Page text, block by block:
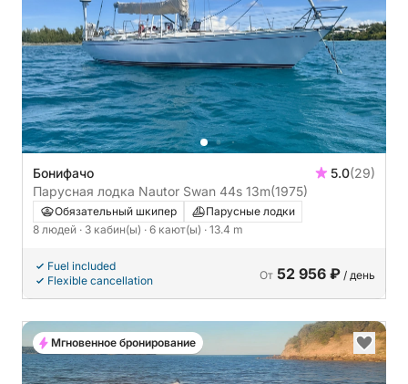
Бонифачо 5.0(29)
Парусная лодка Nautor Swan 44s 13m(1975)
Обязательный шкипер
Парусные лодки
8 людей · 3 кабин(ы) · 6 кают(ы) · 13.4 m
Fuel included
Flexible cancellation
От 52 956 ₽ / день
Мгновенное бронирование